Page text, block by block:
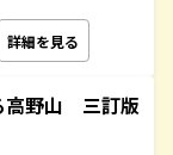
詳細を見る
高野山 三訂版